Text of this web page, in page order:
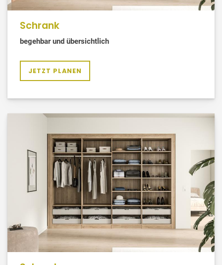
Schrank
begehbar und übersichtlich
JETZT PLANEN